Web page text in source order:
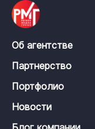
Об агентстве
Партнерство
Портфолио
Новости